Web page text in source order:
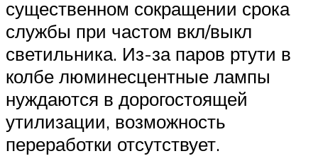
существенном сокращении срока
службы при частом вкл/выкл
светильника. Из-за паров ртути в
колбе люминесцентные лампы
нуждаются в дорогостоящей
утилизации, возможность
переработки отсутствует.